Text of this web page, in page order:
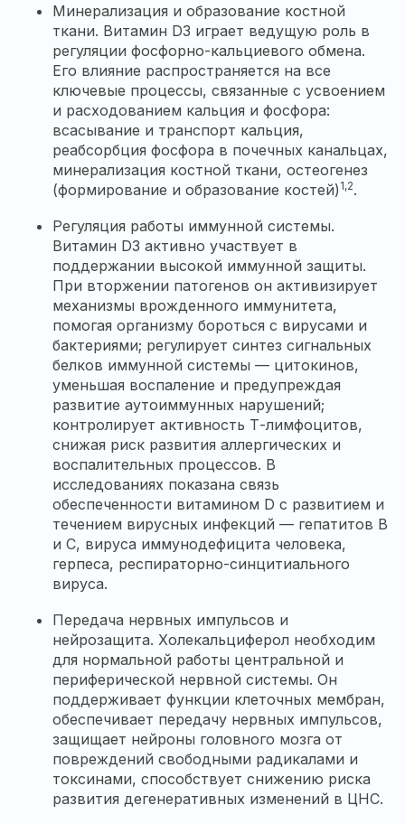
Минерализация и образование костной
ткани. Витамин D3 играет ведущую роль в
регуляции фосфорно-кальциевого обмена.
Его влияние распространяется на все
ключевые процессы, связанные с усвоением
и расходованием кальция и фосфора:
всасывание и транспорт кальция,
реабсорбция фосфора в почечных канальцах,
минерализация костной ткани, остеогенез
(формирование и образование костей) 1,2.
Регуляция работы иммунной системы.
Витамин D3 активно участвует в
поддержании высокой иммунной защиты.
При вторжении патогенов он активизирует
механизмы врожденного иммунитета,
помогая организму бороться с вирусами и
бактериями; регулирует синтез сигнальных
белков иммунной системы — цитокинов,
уменьшая воспаление и предупреждая
развитие аутоиммунных нарушений;
контролирует активность Т-лимфоцитов,
снижая риск развития аллергических и
воспалительных процессов. В
исследованиях показана связь
обеспеченности витамином D с развитием и
течением вирусных инфекций — гепатитов B
и C, вируса иммунодефицита человека,
герпеса, респираторно-синцитиального
вируса.
Передача нервных импульсов и
нейрозащита. Холекальциферол необходим
для нормальной работы центральной и
периферической нервной системы. Он
поддерживает функции клеточных мембран,
обеспечивает передачу нервных импульсов,
защищает нейроны головного мозга от
повреждений свободными радикалами и
токсинами, способствует снижению риска
развития дегенеративных изменений в ЦНС.